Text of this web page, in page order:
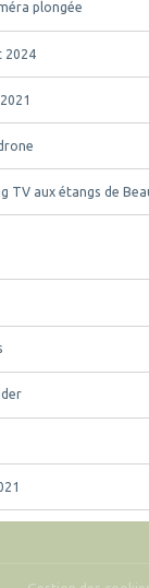
plongée
2024
TV aux étangs de